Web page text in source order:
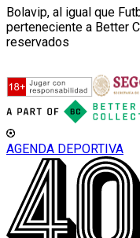
Bolavip, al igual que
perteneciente a Better
reservados
AGENDA DEPORTIVA